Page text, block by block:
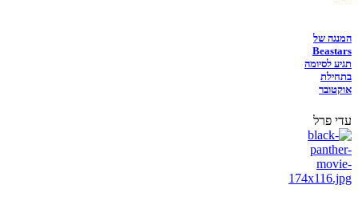
המנגה של
Beastars
תגיע לסיומה
בתחילת
אוקטובר
עדי פרל